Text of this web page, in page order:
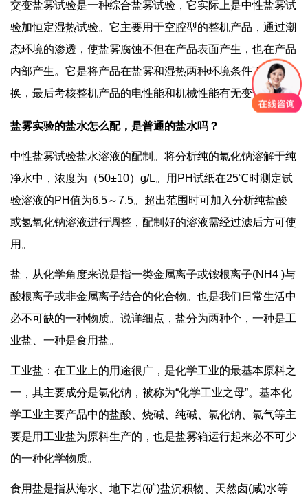
交变盐雾试验是一种综合盐雾试验，它实际上是中性盐雾试
验加恒定湿热试验。它主要用于空腔型的整机产品，通过潮
态环境的渗透，使盐雾腐蚀不但在产品表面产生，也在产品
内部产生。它是将产品在盐雾和湿热两种环境条件下交替转
换，最后考核整机产品的电性能和机械性能有无变化。
盐雾实验的盐水怎么配，是普通的盐水吗？
中性盐雾试验盐水溶液的配制。将分析纯的氯化钠溶解于纯
净水中，浓度为（50±10）g/L。用PH试纸在25℃时测定试
验溶液的PH值为6.5～7.5。超出范围时可加入分析纯盐酸
或氢氧化钠溶液进行调整，配制好的溶液需经过滤后方可使
用。
盐，从化学角度来说是指一类金属离子或铵根离子(NH4 )与
酸根离子或非金属离子结合的化合物。也是我们日常生活中
必不可缺的一种物质。说详细点，盐分为两种个，一种是工
业盐、一种是食用盐。
工业盐：在工业上的用途很广，是化学工业的最基本原料之
一，其主要成分是氯化钠，被称为“化学工业之母”。基本化
学工业主要产品中的盐酸、烧碱、纯碱、氯化钠、氯气等主
要是用工业盐为原料生产的，也是盐雾箱运行起来必不可少
的一种化学物质。
食用盐是指从海水、地下岩(矿)盐沉积物、天然卤(咸)水等